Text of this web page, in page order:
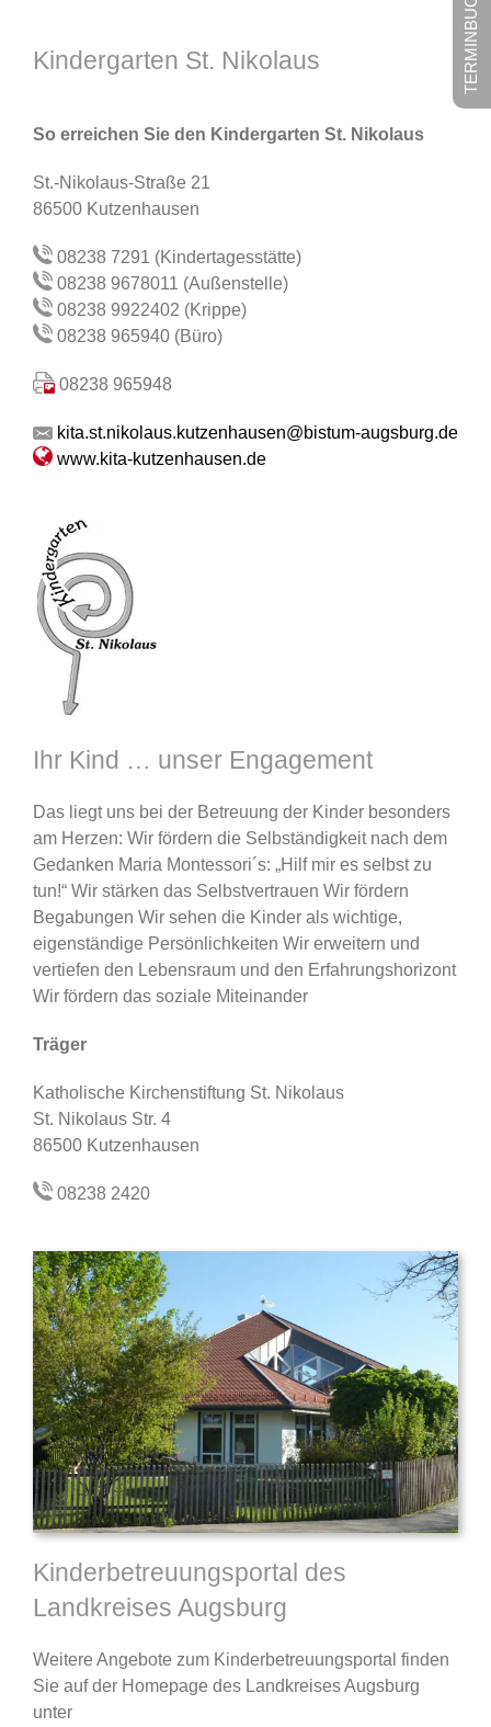
Kindergarten St. Nikolaus
So erreichen Sie den Kindergarten St. Nikolaus
St.-Nikolaus-Straße 21
86500 Kutzenhausen
08238 7291 (Kindertagesstätte)
08238 9678011 (Außenstelle)
08238 9922402 (Krippe)
08238 965940 (Büro)
08238 965948
kita.st.nikolaus.kutzenhausen@bistum-augsburg.de
www.kita-kutzenhausen.de
Ihr Kind … unser Engagement
Das liegt uns bei der Betreuung der Kinder besonders
am Herzen: Wir fördern die Selbständigkeit nach dem
Gedanken Maria Montessori´s: „Hilf mir es selbst zu
tun!“ Wir stärken das Selbstvertrauen Wir fördern
Begabungen Wir sehen die Kinder als wichtige,
eigenständige Persönlichkeiten Wir erweitern und
vertiefen den Lebensraum und den Erfahrungshorizont
Wir fördern das soziale Miteinander
Träger
Katholische Kirchenstiftung St. Nikolaus
St. Nikolaus Str. 4
86500 Kutzenhausen
08238 2420
Kinderbetreuungsportal des
Landkreises Augsburg
Weitere Angebote zum Kinderbetreuungsportal finden
Sie auf der Homepage des Landkreises Augsburg
unter